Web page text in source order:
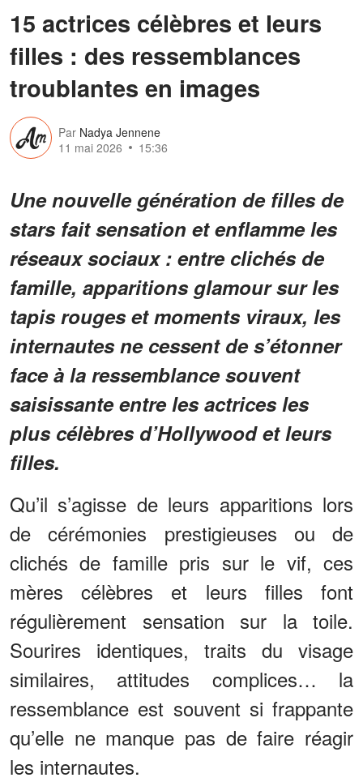
15 actrices célèbres et leurs
filles : des ressemblances
troublantes en images
Par Nadya Jennene
11 mai 2026
15:36
Une nouvelle génération de filles de
stars fait sensation et enflamme les
réseaux sociaux : entre clichés de
famille, apparitions glamour sur les
tapis rouges et moments viraux, les
internautes ne cessent de s’étonner
face à la ressemblance souvent
saisissante entre les actrices les
plus célèbres d’Hollywood et leurs
filles.
Qu’il s’agisse de leurs apparitions lors
de cérémonies prestigieuses ou de
clichés de famille pris sur le vif, ces
mères célèbres et leurs filles font
régulièrement sensation sur la toile.
Sourires identiques, traits du visage
similaires, attitudes complices… la
ressemblance est souvent si frappante
qu’elle ne manque pas de faire réagir
les internautes.